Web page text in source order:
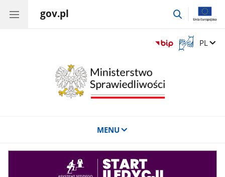
gov.pl
przejdź
Otwórz
okno
Zmień
PL
MENU